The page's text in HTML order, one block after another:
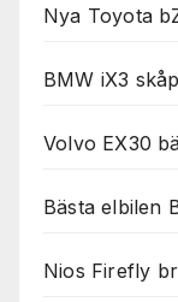
Nya Toyota
BMW iX3
Volvo EX30
Bästa elbilen
Nios Firefly